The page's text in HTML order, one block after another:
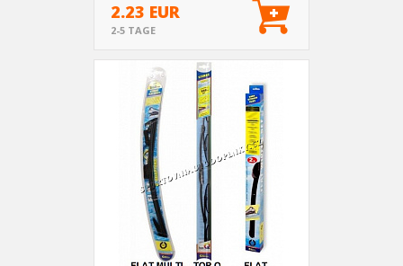
2.23 EUR
2-5 TAGE